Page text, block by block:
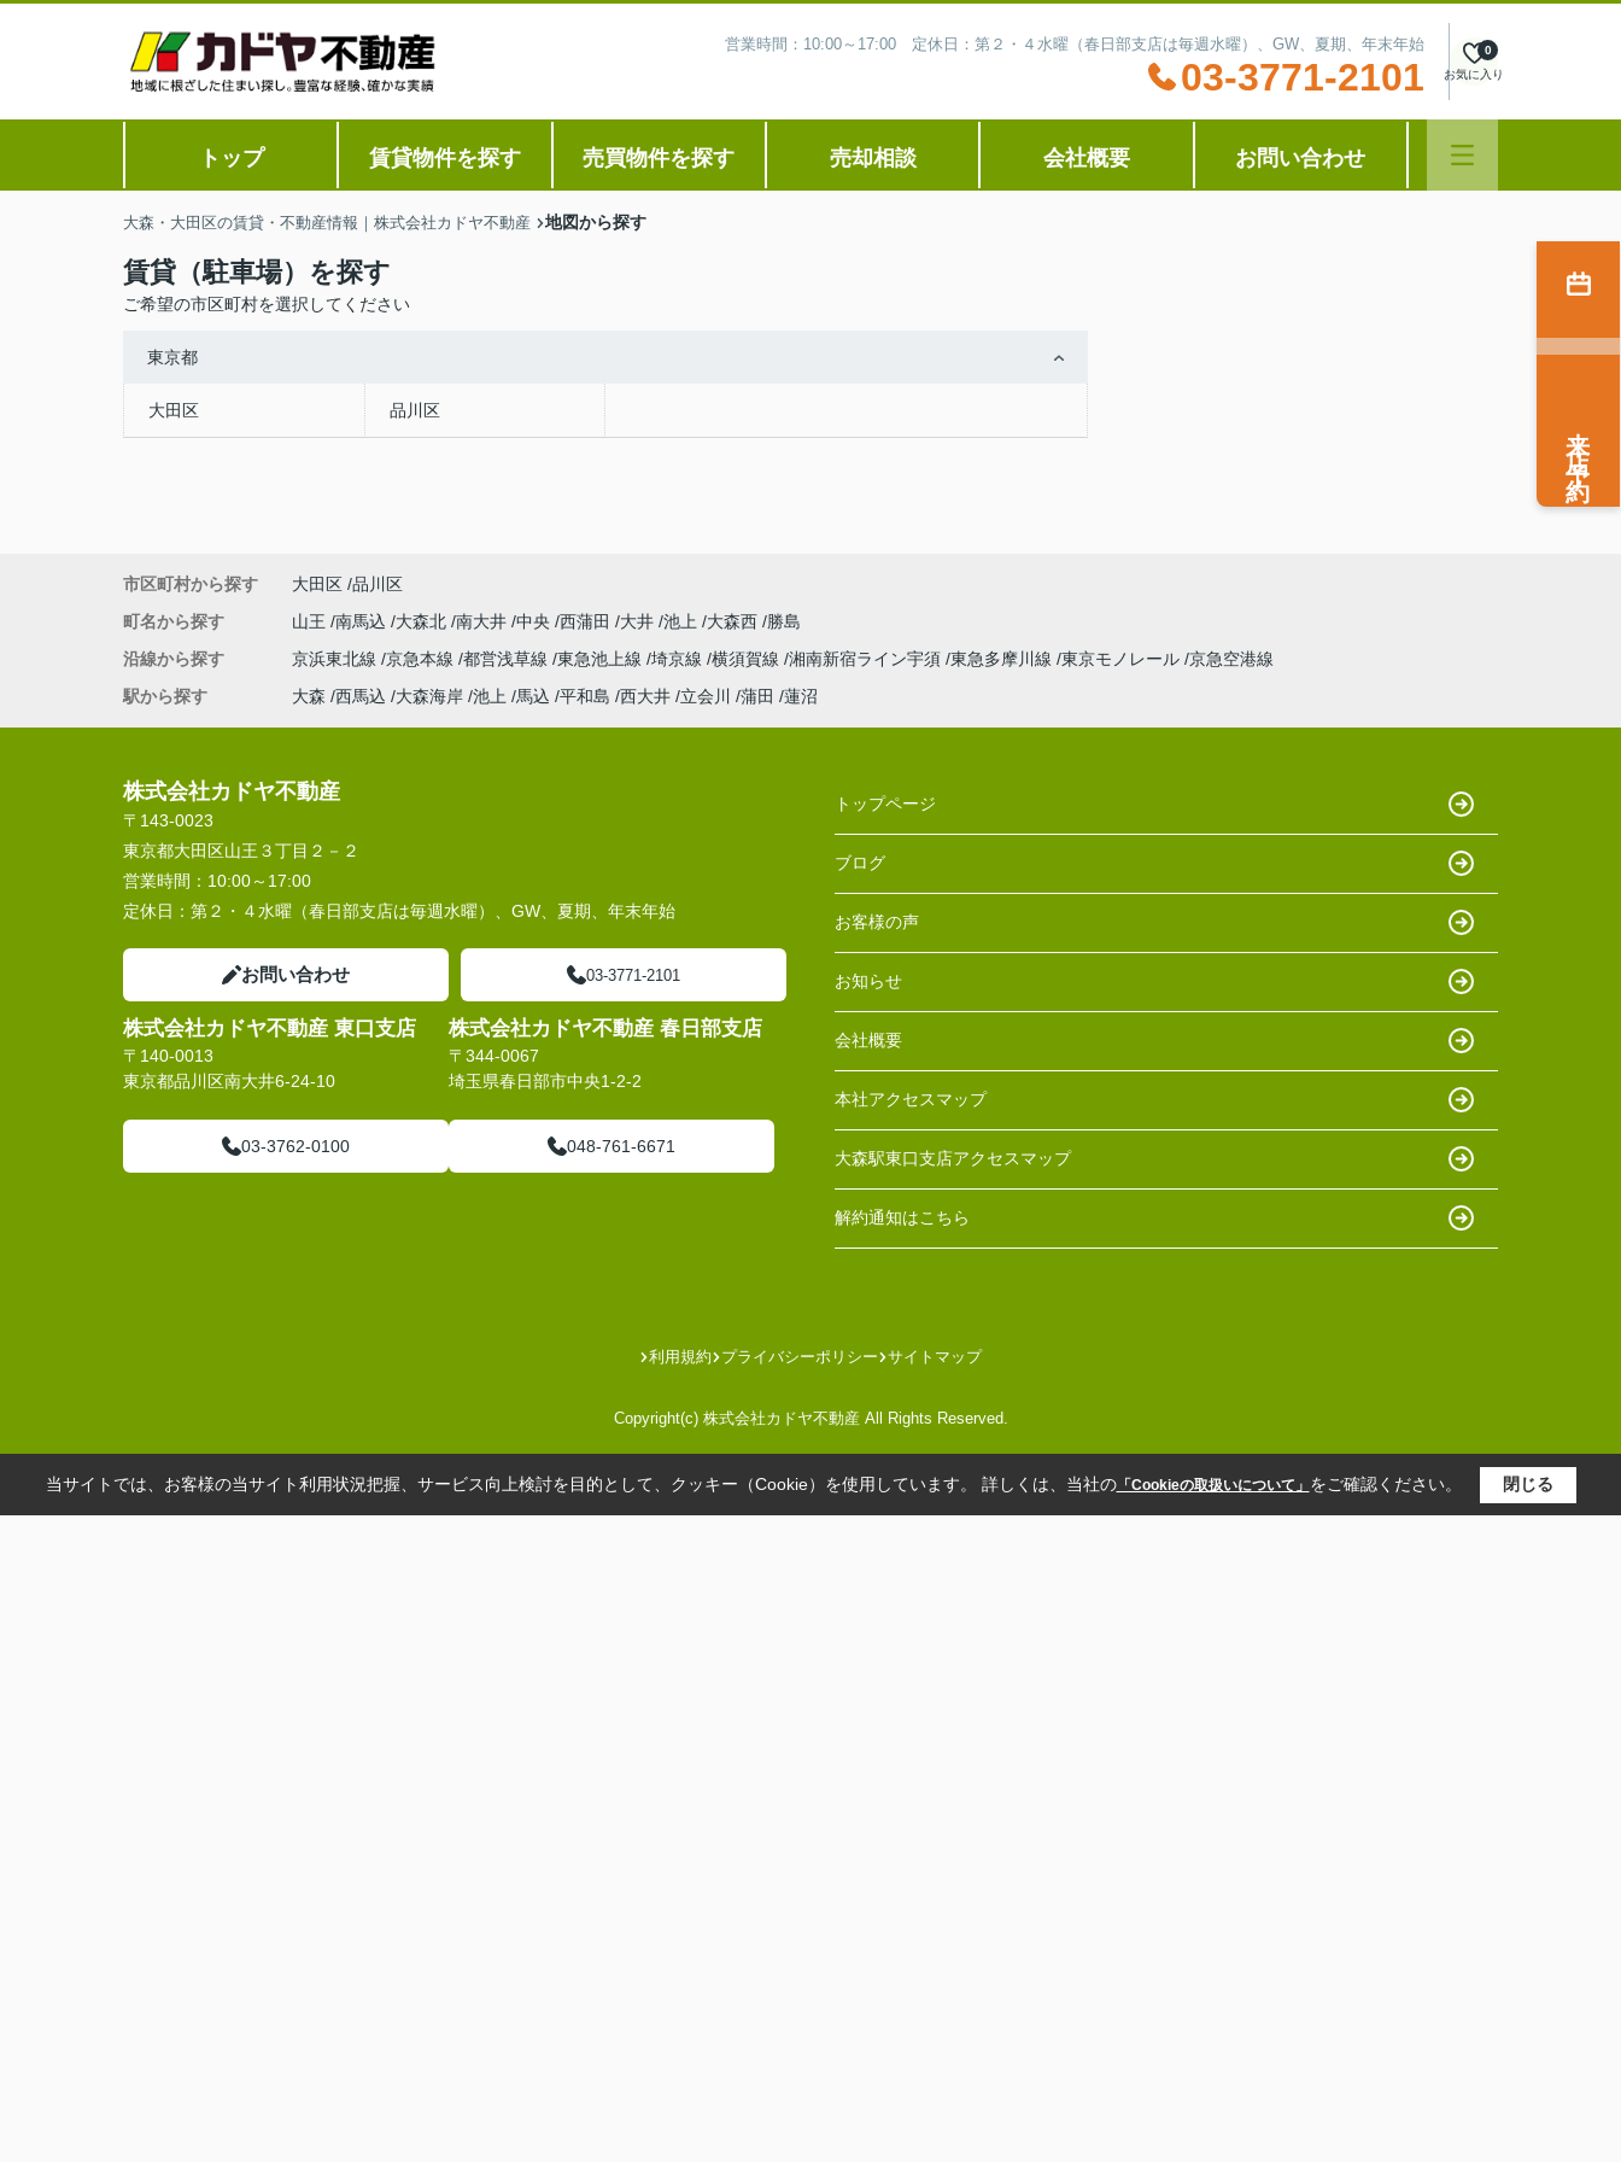
営業時間：10:00～17:00 定休日：第２・４水曜（春日部支店は毎週水曜）、GW、夏期、年末年始
03-3771-2101 お気に入り
0
トップ 賃貸物件を探す 売買物件を探す 売却相談 会社概要 お問い合わせ
大森・大田区の賃貸・不動産情報｜株式会社カドヤ不動産 地図から探す
賃貸（駐車場）を探す
ご希望の市区町村を選択してください
東京都
大田区 品川区
来店予約
市区町村から探す 大田区 品川区
町名から探す
山王 南馬込 大森北 南大井 中央 西蒲田 大井 池上 大森西
勝島
沿線から探す
京浜東北線 京急本線 都営浅草線 東急池上線 埼京線 横須賀線 湘南新宿ライン宇須 東急多摩川線 東京モノレール 京急空港線
駅から探す
大森 西馬込 大森海岸 池上 馬込 平和島 西大井 立会川 蒲田 蓮沼
株式会社カドヤ不動産
〒143-0023
東京都大田区山王３丁目２－２
営業時間： 10:00～17:00
定休日： 第２・４水曜（春日部支店は毎週水曜）、GW、夏期、年末年始
お問い合わせ 03-3771-2101
株式会社カドヤ不動産 東口支店
〒140-0013
東京都品川区南大井6-24-10
03-3762-0100
株式会社カドヤ不動産 春日部支店
〒344-0067
埼玉県春日部市中央1-2-2
048-761-6671
トップページ
ブログ
お客様の声
お知らせ
会社概要
本社アクセスマップ
大森駅東口支店アクセスマップ
解約通知はこちら
利用規約 プライバシーポリシー サイトマップ
Copyright(c) 株式会社カドヤ不動産 All Rights Reserved.
当サイトでは、お客様の当サイト利用状況把握、サービス向上検討を目的として、クッキー（Cookie）を使用しています。 詳しくは、当社の「Cookieの取扱いについて」 をご確認ください。 閉じる